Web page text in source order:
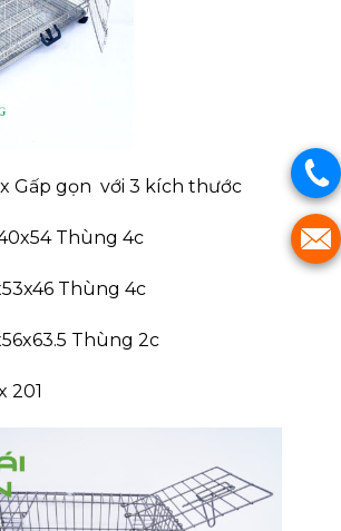
Gấp gọn với 3 kích thước
Thùng 4c
Thùng 4c
Thùng 2c
201